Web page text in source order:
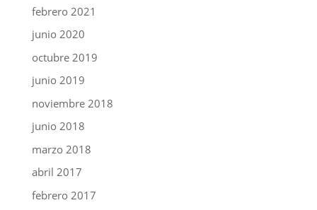
febrero 2021
junio 2020
octubre 2019
junio 2019
noviembre 2018
junio 2018
marzo 2018
abril 2017
febrero 2017